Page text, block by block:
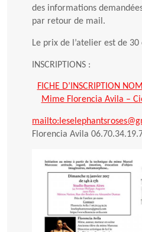
des informations
par retour de mail.
Le prix de l’atelier est de 30
INSCRIPTIONS :
FICHE D’INSCRIPTION
Mime Florencia Avila –
Florencia Avila